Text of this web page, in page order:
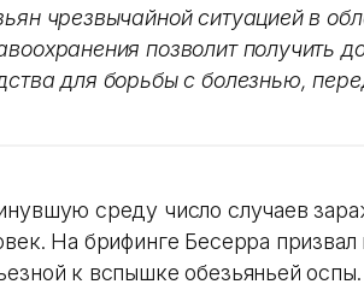
чрезвычайной ситуацией в
позволит получить
для борьбы с болезнью,
среду число случаев
На брифинге Бесерра
к вспышке обезьяньей оспы.